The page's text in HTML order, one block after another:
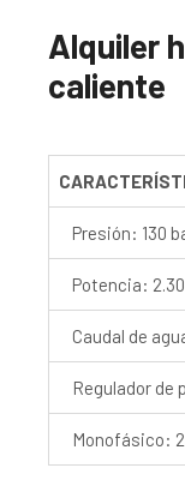
Alquiler
caliente
Presión: 130
Potencia:
Caudal de
Regulador de
Monofásico: